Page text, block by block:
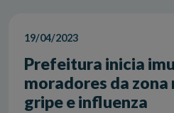
19/04/2023
Prefeitura inicia
moradores da
gripe e influenza